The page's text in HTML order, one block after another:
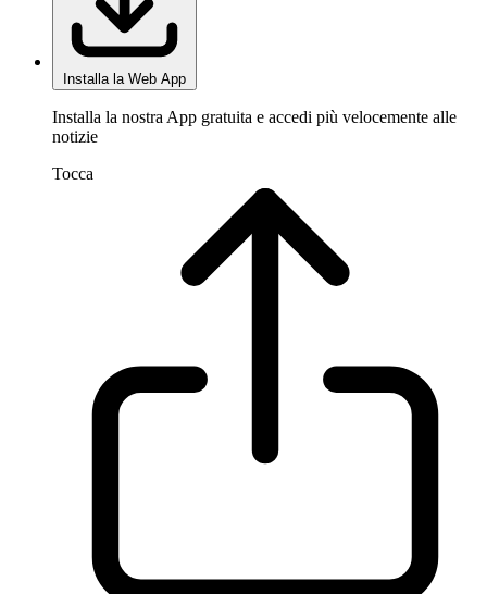
Installa la Web App
Installa la nostra App gratuita e accedi più velocemente alle
notizie
Tocca